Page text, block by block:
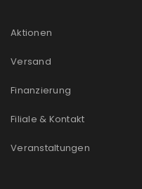
Aktionen
Versand
Finanzierung
Filiale & Kontakt
Veranstaltungen